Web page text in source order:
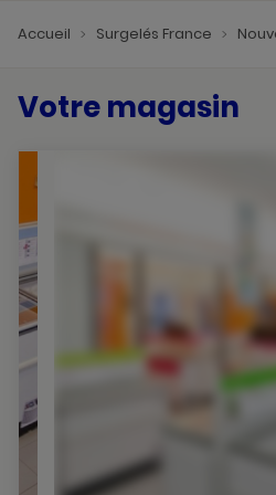
Accueil Surgelés France
Votre magasin